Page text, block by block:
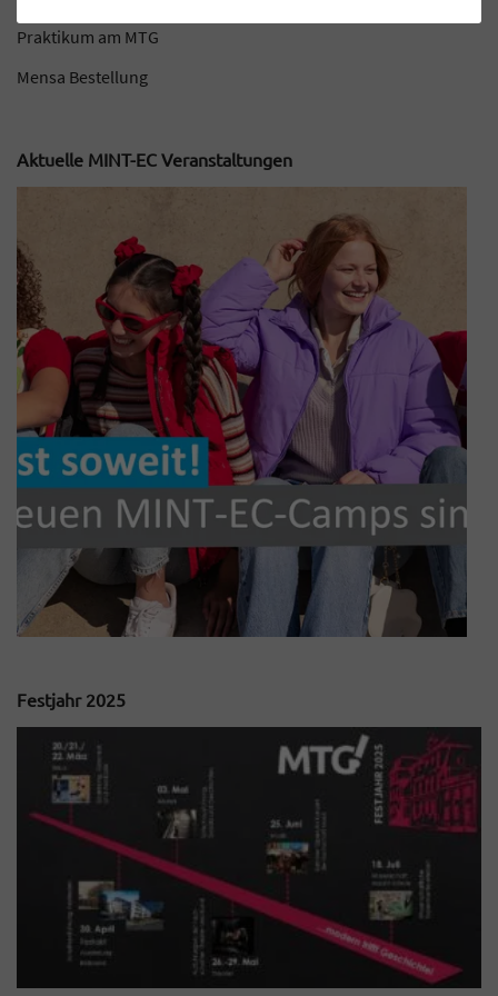
Praktikum am MTG
Mensa Bestellung
Aktuelle MINT-EC Veranstaltungen
Festjahr 2025